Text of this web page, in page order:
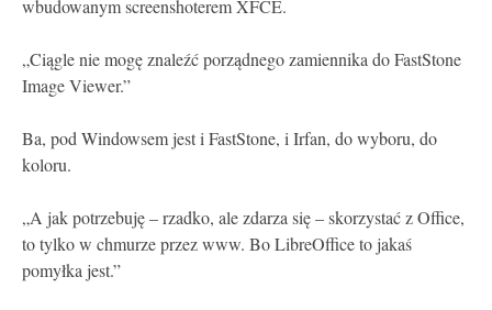
wbudowanym screenshoterem XFCE.
„Ciągle nie mogę znaleźć porządnego zamiennika do FastStone
Image Viewer.”
Ba, pod Windowsem jest i FastStone, i Irfan, do wyboru, do
koloru.
„A jak potrzebuję – rzadko, ale zdarza się – skorzystać z Office,
to tylko w chmurze przez www. Bo LibreOffice to jakaś
pomyłka jest.”